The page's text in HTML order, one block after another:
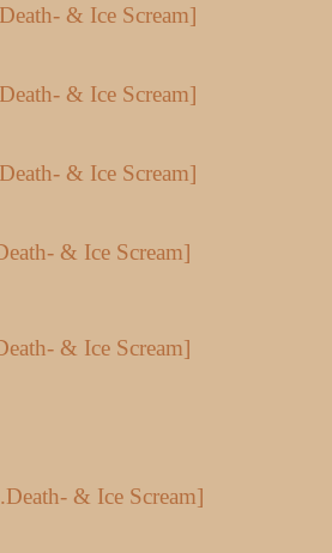
& Ice Scream]
& Ice Scream]
& Ice Scream]
& Ice Scream]
& Ice Scream]
& Ice Scream]